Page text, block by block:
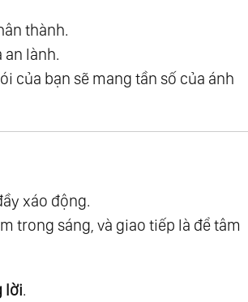
Chứng Ngộ
Thật
Gì Mình Đang Có
thành.
an lành.
của bạn sẽ mang tần số của ánh
xáo động.
trong sáng, và giao tiếp là để tâm
lời.